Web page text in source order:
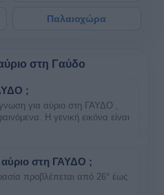
Παλαιοχώρα
στη Γαύδο
;
για αύριο στη ΓΑΥΔΟ ,
Η γενική εικόνα είναι
αύριο στη ΓΑΥΔΟ ;
προβλέπεται από 26° έως